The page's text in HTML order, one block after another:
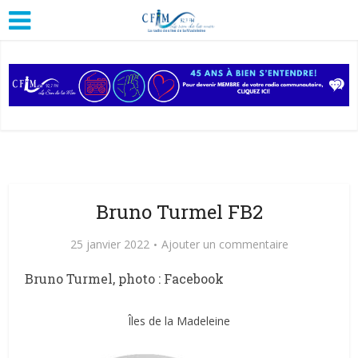
Bruno Turmel FB2
25 janvier 2022 Ajouter un commentaire
Bruno Turmel, photo : Facebook
Îles de la Madeleine